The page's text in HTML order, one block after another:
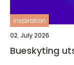
inspiration
02. July 2026
Bueskyting